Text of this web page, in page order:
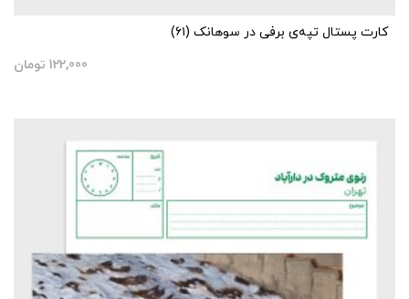
کارت پستال تپه‌ی برفی در سوهانک (۶۱)
122,000 تومان